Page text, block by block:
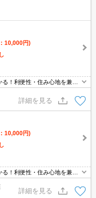
10,000円)
！利便性・住み心地を兼ね
い。お部屋探しはタウンハ
詳細を見る
10,000円)
！利便性・住み心地を兼ね
い。お部屋探しはタウンハ
詳細を見る